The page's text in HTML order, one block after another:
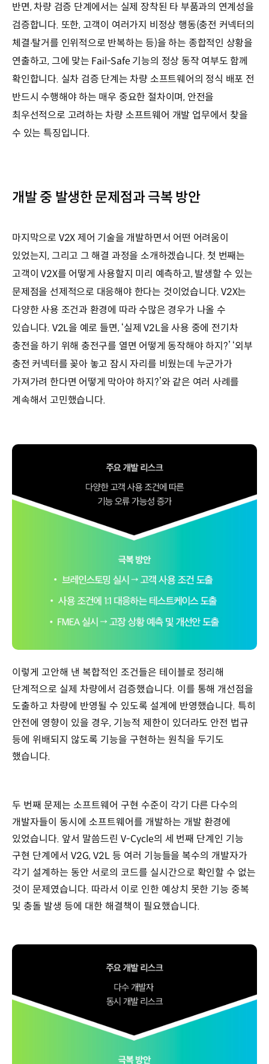
반면, 차량 검증 단계에서는 실제 장착된 타 부품과의 연계성을
검증합니다. 또한, 고객이 여러가지 비정상 행동(충전 커넥터의
체결∙탈거를 인위적으로 반복하는 등)을 하는 종합적인 상황을
연출하고, 그에 맞는 Fail-Safe 기능의 정상 동작 여부도 함께
확인합니다. 실차 검증 단계는 차량 소프트웨어의 정식 배포 전
반드시 수행해야 하는 매우 중요한 절차이며, 안전을
최우선적으로 고려하는 차량 소프트웨어 개발 업무에서 찾을
수 있는 특징입니다.
개발 중 발생한 문제점과 극복 방안
마지막으로 V2X 제어 기술을 개발하면서 어떤 어려움이
있었는지, 그리고 그 해결 과정을 소개하겠습니다. 첫 번째는
고객이 V2X를 어떻게 사용할지 미리 예측하고, 발생할 수 있는
문제점을 선제적으로 대응해야 한다는 것이었습니다. V2X는
다양한 사용 조건과 환경에 따라 수많은 경우가 나올 수
있습니다. V2L을 예로 들면, ‘실제 V2L을 사용 중에 전기차
충전을 하기 위해 충전구를 열면 어떻게 동작해야 하지?’ ‘외부
충전 커넥터를 꽂아 놓고 잠시 자리를 비웠는데 누군가가
가져가려 한다면 어떻게 막아야 하지?’와 같은 여러 사례를
계속해서 고민했습니다.
이렇게 고안해 낸 복합적인 조건들은 테이블로 정리해
단계적으로 실제 차량에서 검증했습니다. 이를 통해 개선점을
도출하고 차량에 반영될 수 있도록 설계에 반영했습니다. 특히
안전에 영향이 있을 경우, 기능적 제한이 있더라도 안전 법규
등에 위배되지 않도록 기능을 구현하는 원칙을 두기도
했습니다.
두 번째 문제는 소프트웨어 구현 수준이 각기 다른 다수의
개발자들이 동시에 소프트웨어를 개발하는 개발 환경에
있었습니다. 앞서 말씀드린 V-Cycle의 세 번째 단계인 기능
구현 단계에서 V2G, V2L 등 여러 기능들을 복수의 개발자가
각기 설계하는 동안 서로의 코드를 실시간으로 확인할 수 없는
것이 문제였습니다. 따라서 이로 인한 예상치 못한 기능 중복
및 충돌 발생 등에 대한 해결책이 필요했습니다.